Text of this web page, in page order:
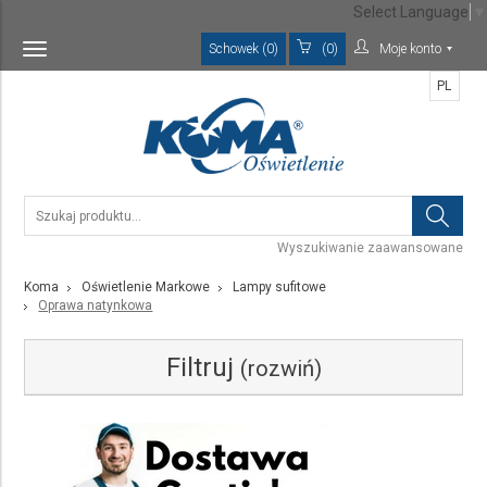
Toggle
navigation
Schowek (0) (0) Moje konto
Wyszukiwanie zaawansowane
PL
Koma Oświetlenie Markowe
Lampy sufitowe
Oprawa natynkowa
Filtruj (rozwiń)
Kategoria
Select Language